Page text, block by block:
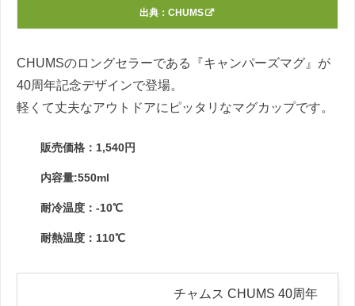
出典： CHUMS
CHUMSのロングセラーである『キャンパーズマグ』が
40周年記念デザインで登場。
軽くて丈夫なアウトドアにピッタリなマグカップです。
販売価格：1,540円
内容量:550ml
耐冷温度：-10℃
耐熱温度：110℃
チャムス CHUMS 40周年